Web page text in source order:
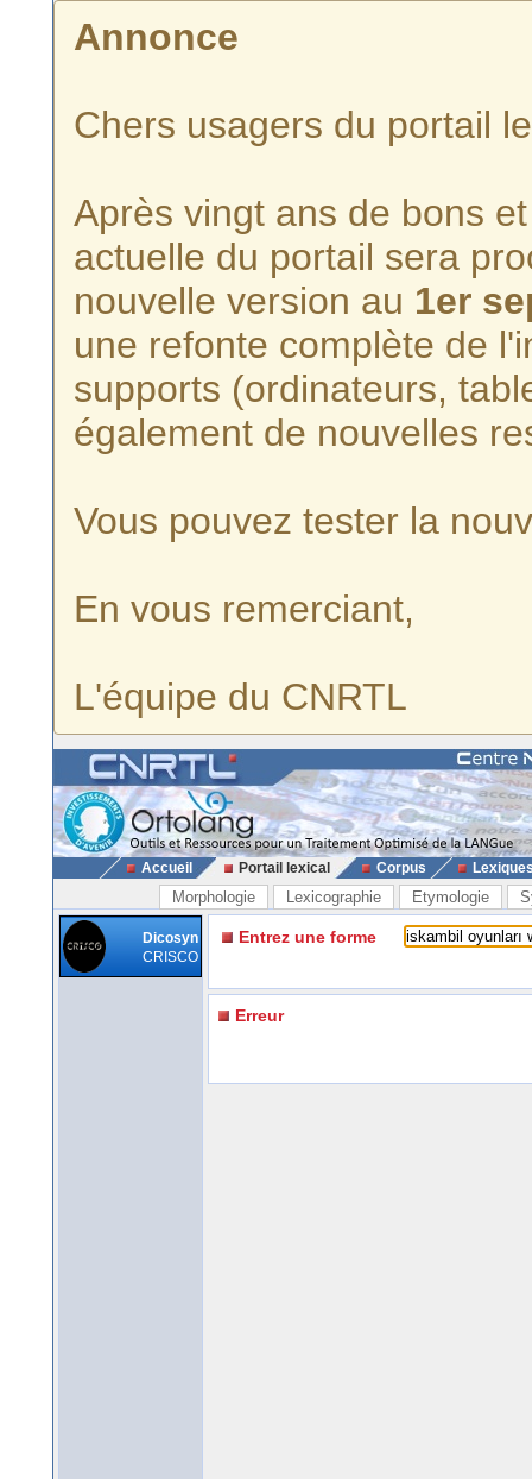
Annonce
Chers usagers du portail
Après vingt ans de bons
actuelle du portail sera
nouvelle version au 1er
une refonte complète de
supports (ordinateurs,
également de nouvelles
Vous pouvez tester la
En vous remerciant,
L'équipe du CNRTL
Accueil Portail lexical Corpus
Morphologie Lexicographie Etymologie
Dicosyn
CRISCO
Entrez une forme
Erreur